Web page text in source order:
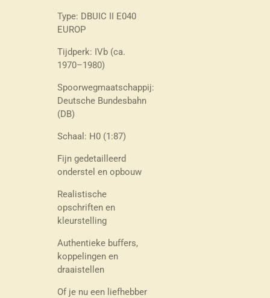
Type: DBUIC II E040
EUROP
Tijdperk: IVb (ca.
1970–1980)
Spoorwegmaatschappij:
Deutsche Bundesbahn
(DB)
Schaal: H0 (1:87)
Fijn gedetailleerd
onderstel en opbouw
Realistische
opschriften en
kleurstelling
Authentieke buffers,
koppelingen en
draaistellen
Of je nu een liefhebber